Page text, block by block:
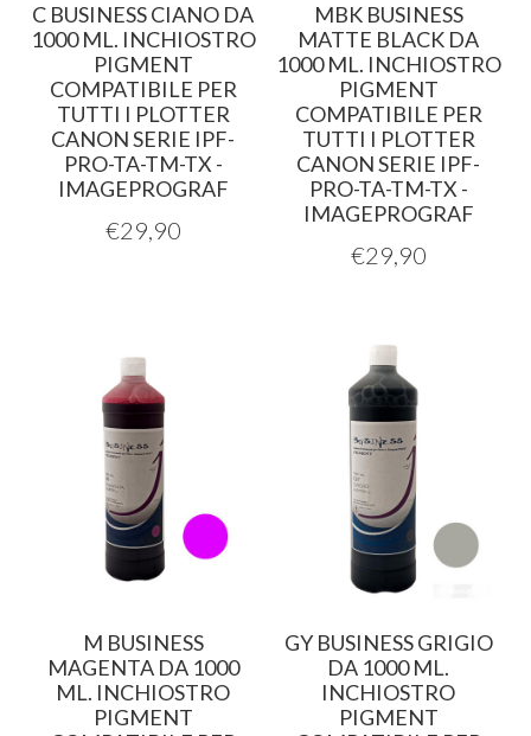
C BUSINESS CIANO DA
1000 ML. INCHIOSTRO
PIGMENT
COMPATIBILE PER
TUTTI I PLOTTER
CANON SERIE IPF-
PRO-TA-TM-TX -
IMAGEPROGRAF
€29,90
MBK BUSINESS
MATTE BLACK DA
1000 ML. INCHIOSTRO
PIGMENT
COMPATIBILE PER
TUTTI I PLOTTER
CANON SERIE IPF-
PRO-TA-TM-TX -
IMAGEPROGRAF
€29,90
M BUSINESS
MAGENTA DA 1000
ML. INCHIOSTRO
PIGMENT
GY BUSINESS GRIGIO
DA 1000 ML.
INCHIOSTRO
PIGMENT